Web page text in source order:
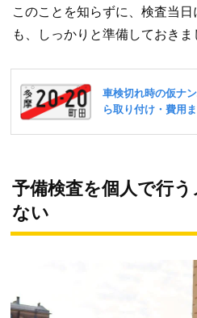
このことを知らずに、検査当
も、しっかりと準備しておきま
予備検査を個人で行
ない